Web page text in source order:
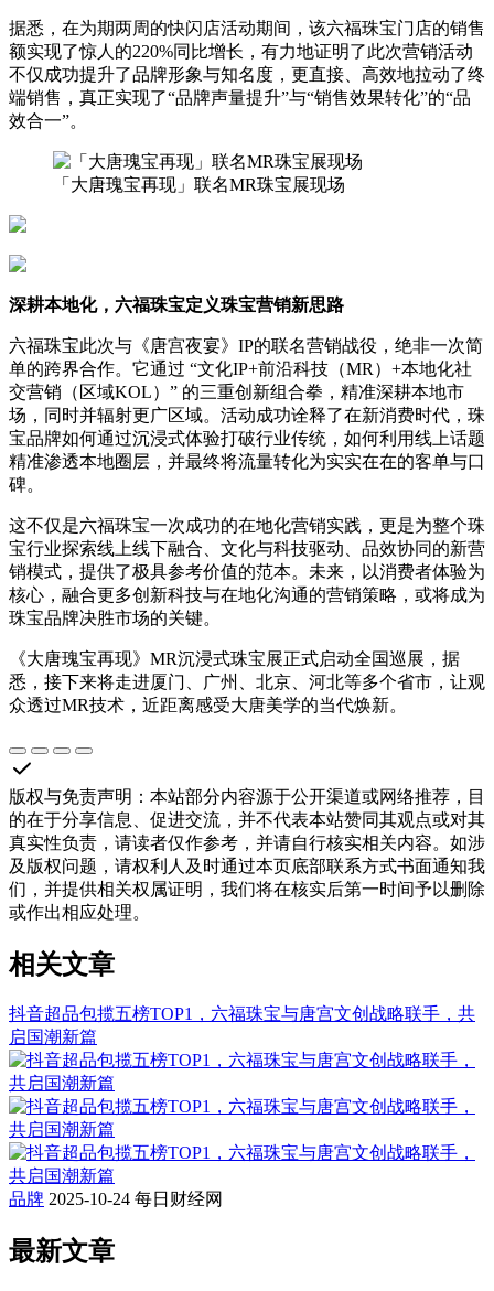
据悉，在为期两周的快闪店活动期间，该六福珠宝门店的销售
额实现了惊人的220%同比增长，有力地证明了此次营销活动
不仅成功提升了品牌形象与知名度，更直接、高效地拉动了终
端销售，真正实现了“品牌声量提升”与“销售效果转化”的“品
效合一”。
「大唐瑰宝再现」联名MR珠宝展现场
深耕本地化，六福珠宝定义珠宝营销新思路
六福珠宝此次与《唐宫夜宴》IP的联名营销战役，绝非一次简
单的跨界合作。它通过 “文化IP+前沿科技（MR）+本地化社
交营销（区域KOL）” 的三重创新组合拳，精准深耕本地市
场，同时并辐射更广区域。活动成功诠释了在新消费时代，珠
宝品牌如何通过沉浸式体验打破行业传统，如何利用线上话题
精准渗透本地圈层，并最终将流量转化为实实在在的客单与口
碑。
这不仅是六福珠宝一次成功的在地化营销实践，更是为整个珠
宝行业探索线上线下融合、文化与科技驱动、品效协同的新营
销模式，提供了极具参考价值的范本。未来，以消费者体验为
核心，融合更多创新科技与在地化沟通的营销策略，或将成为
珠宝品牌决胜市场的关键。
《大唐瑰宝再现》MR沉浸式珠宝展正式启动全国巡展，据
悉，接下来将走进厦门、广州、北京、河北等多个省市，让观
众透过MR技术，近距离感受大唐美学的当代焕新。
版权与免责声明 ： 本站部分内容源于公开渠道或网络推荐，目
的在于分享信息、促进交流，并不代表本站赞同其观点或对其
真实性负责，请读者仅作参考，并请自行核实相关内容。如涉
及版权问题，请权利人及时通过本页底部联系方式书面通知我
们，并提供相关权属证明，我们将在核实后第一时间予以删除
或作出相应处理。
相关文章
抖音超品包揽五榜TOP1，六福珠宝与唐宫文创战略联手，共
启国潮新篇
品牌 2025-10-24 每日财经网
最新文章